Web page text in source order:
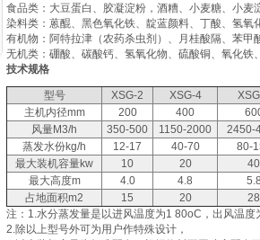
食品类：大豆蛋白、胶凝淀粉，酒糟、小麦糖、小麦
染料类：蒽醌、黑色氧化铁、靛蓝颜料、丁酸、氢氧
有机物：阿特拉津（农药杀虫剂）、月桂酸隔、苯
无机类：硼酸、碳酸钙、氢氧化物、硫酸铜、氧化
技术规格
型号 XSG-2 XSG-4
主机内径mm
200 400
风量M3/h
350-500 1150-2000
2450-
蒸发水份kg/h
12-17 40-70
80-
最大装机容量kw
10 20
40
最大高度m
4.0 4.8
占地面积m2
15 20
28
注：1.水分蒸发量是以进风温度为1 80oC，出风温
2.除以上型号外可为用户作特殊设计，